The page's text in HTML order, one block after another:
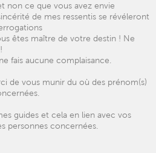
non ce que vous avez envie
de mes ressentis se révéleront
êtes maître de votre destin ! Ne
fais aucune complaisance.
de vous munir du où des prénom(s)
guides et cela en lien avec vos
personnes concernées.